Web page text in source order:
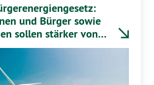
und Bürger sowie
sollen stärker von
profitieren